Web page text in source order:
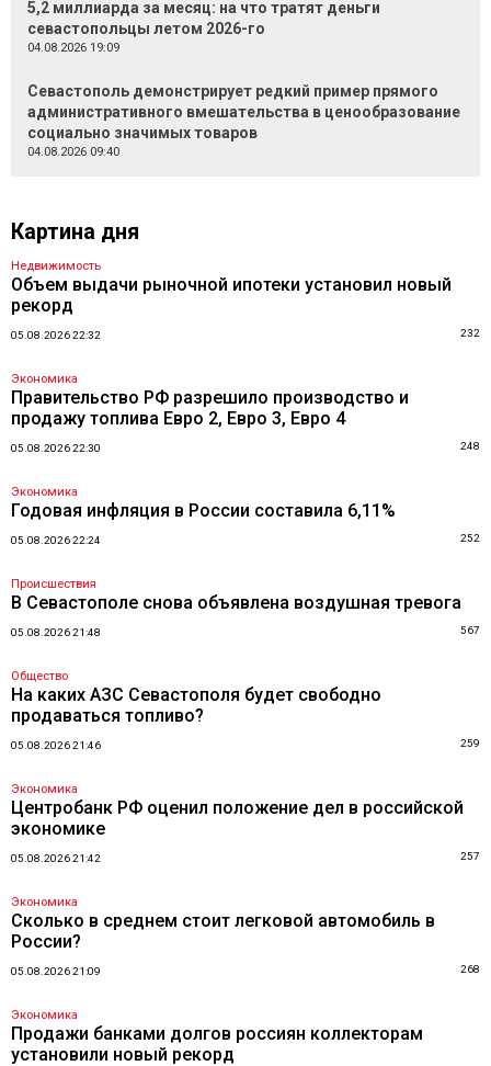
5,2 миллиарда за месяц: на что тратят деньги
севастопольцы летом 2026-го
04.08.2026 19:09
Севастополь демонстрирует редкий пример прямого
административного вмешательства в ценообразование
социально значимых товаров
04.08.2026 09:40
Картина дня
Недвижимость
Объем выдачи рыночной ипотеки установил новый
рекорд
05.08.2026 22:32 232
Экономика
Правительство РФ разрешило производство и
продажу топлива Евро 2, Евро 3, Евро 4
05.08.2026 22:30 248
Экономика
Годовая инфляция в России составила 6,11%
05.08.2026 22:24 252
Происшествия
В Севастополе снова объявлена воздушная тревога
05.08.2026 21:48 567
Общество
На каких АЗС Севастополя будет свободно
продаваться топливо?
05.08.2026 21:46 259
Экономика
Центробанк РФ оценил положение дел в российской
экономике
05.08.2026 21:42 257
Экономика
Сколько в среднем стоит легковой автомобиль в
России?
05.08.2026 21:09 268
Экономика
Продажи банками долгов россиян коллекторам
установили новый рекорд